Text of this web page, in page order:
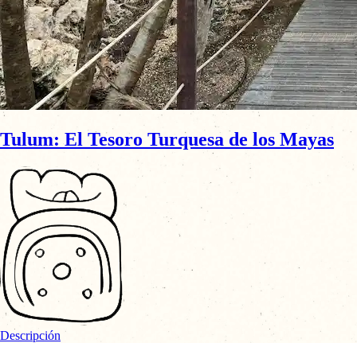
Tulum: El Tesoro Turquesa de los Mayas
Descripción